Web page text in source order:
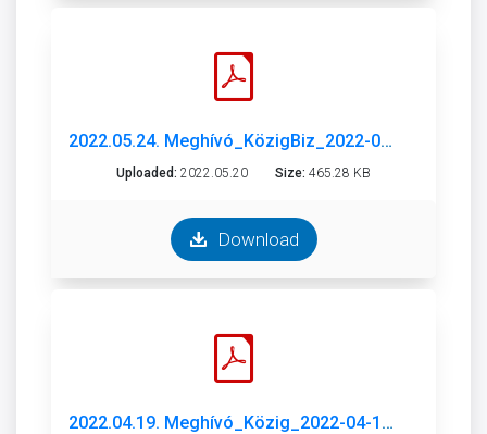
2022.05.24. Meghívó_KözigBiz_2022-05-24.pdf
Uploaded: 2022.05.20 Size: 465.28 KB
Download
2022.04.19. Meghívó_Közig_2022-04-19.pdf